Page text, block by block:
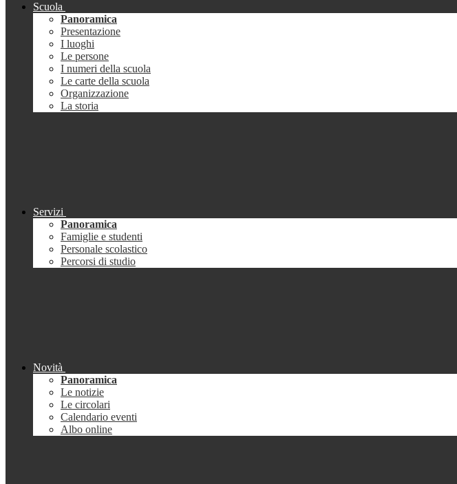
Scuola
Panoramica
Presentazione
I luoghi
Le persone
I numeri della scuola
Le carte della scuola
Organizzazione
La storia
Servizi
Panoramica
Famiglie e studenti
Personale scolastico
Percorsi di studio
Novità
Panoramica
Le notizie
Le circolari
Calendario eventi
Albo online